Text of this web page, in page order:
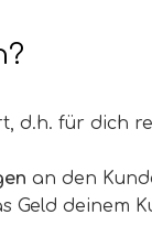
d.h. für dich
an den
Geld deinem